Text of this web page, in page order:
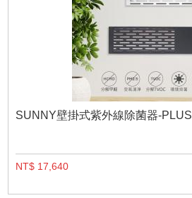
SUNNY壁掛式紫外線除菌器-PLUS
NT$ 17,640